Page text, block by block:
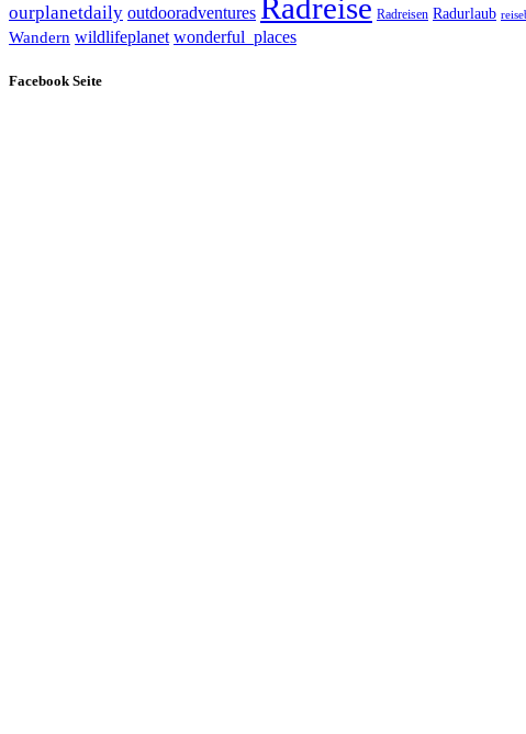
ourplanetdaily outdooradventures Radreise Radreisen Radurlaub
Wandern wildlifeplanet wonderful_places
Facebook Seite